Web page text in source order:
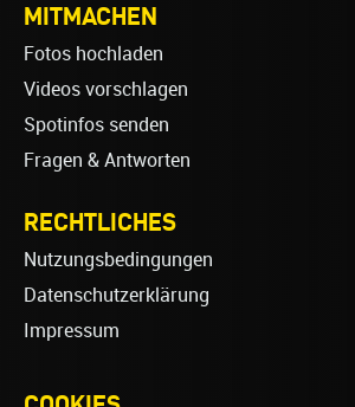
MITMACHEN
Fotos hochladen
Videos vorschlagen
Spotinfos senden
Fragen & Antworten
RECHTLICHES
Nutzungsbedingungen
Datenschutzerklärung
Impressum